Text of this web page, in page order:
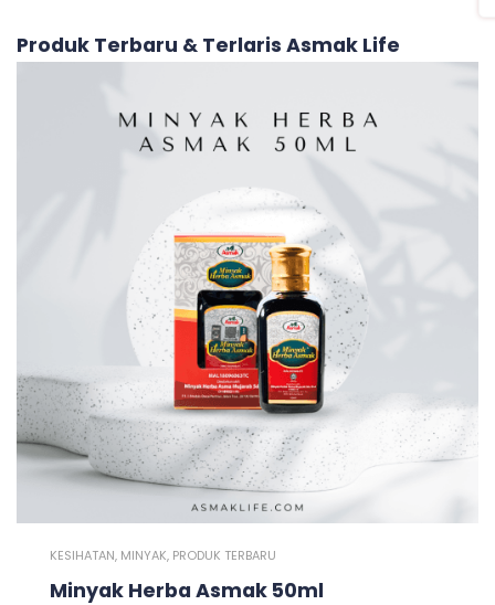
Produk Terbaru & Terlaris Asmak Life
KESIHATAN, MINYAK, PRODUK TERBARU
Minyak Herba Asmak 50ml